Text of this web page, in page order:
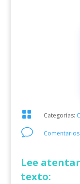
 Categorías:
v
Lee
texto: